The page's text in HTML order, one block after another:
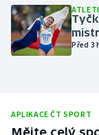
Motorsport
Olympijské hry
Plavání
Před 3
APLIKACE ČT SPORT